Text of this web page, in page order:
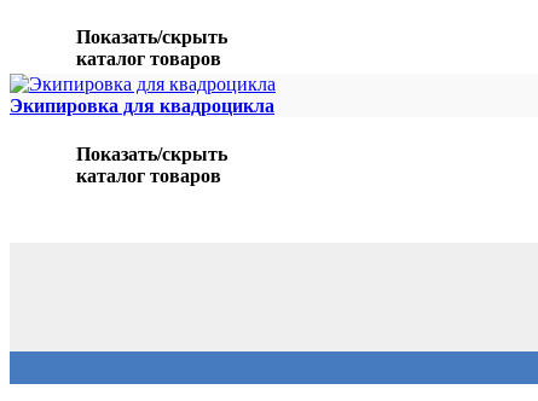
Показать/скрыть
каталог товаров
Экипировка для квадроцикла
Показать/скрыть
каталог товаров